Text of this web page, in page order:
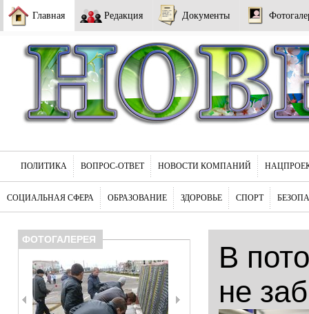
Главная Редакция Документы
ПОЛИТИКА ВОПРОС-ОТВЕТ НОВОСТИ КОМПАНИЙ
СОЦИАЛЬНАЯ СФЕРА ОБРАЗОВАНИЕ ЗДОРОВЬЕ СПОРТ
ФОТОГАЛЕРЕЯ
В
не